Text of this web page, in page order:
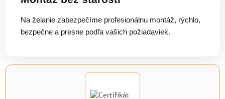
Na želanie zabezpečíme profesionálnu montáž, rýchlo,
bezpečne a presne podľa vašich požiadaviek.